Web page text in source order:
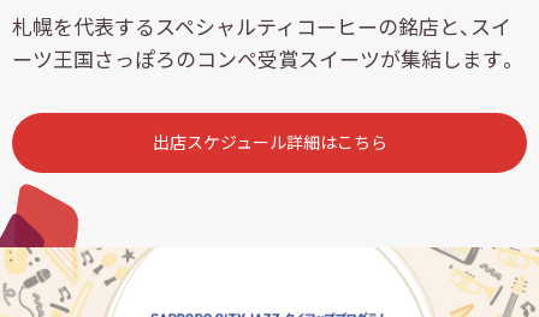
札幌を代表するスペシャルティコーヒーの銘店と、スイ
ーツ王国さっぽろのコンペ受賞スイーツが集結します。
出店スケジュール詳細はこちら